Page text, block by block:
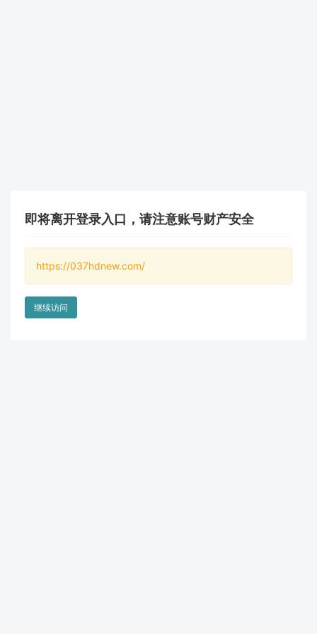
即将离开登录入口，请注意账号财产安全
https://037hdnew.com/
继续访问